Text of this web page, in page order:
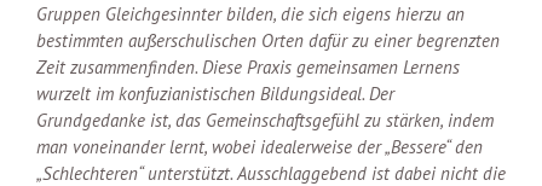
Gruppen Gleichgesinnter bilden, die sich eigens hierzu an
bestimmten außerschulischen Orten dafür zu einer begrenzten
Zeit zusammenfinden. Diese Praxis gemeinsamen Lernens
wurzelt im konfuzianistischen Bildungsideal. Der
Grundgedanke ist, das Gemeinschaftsgefühl zu stärken, indem
man voneinander lernt, wobei idealerweise der „Bessere“ den
„Schlechteren“ unterstützt. Ausschlaggebend ist dabei nicht die